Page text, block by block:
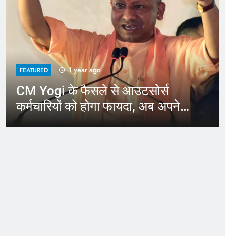
FEATURED 1 year ago
CM Yogi के फैसले से आउटसोर्स
कर्मचारियों को होगा फायदा, अब अपने
जिले में कर सकेंगे काम